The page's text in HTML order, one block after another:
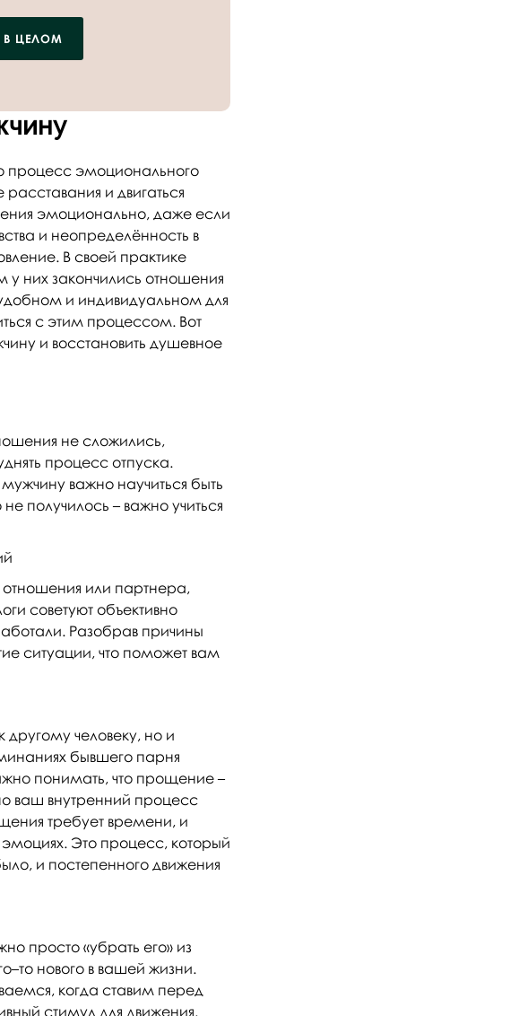
В ЦЕЛОМ
процесс эмоционального
и двигаться
эмоционально, даже если
и неопределённость в
В своей практике
них закончились отношения
и индивидуальном для
с этим процессом. Вот
и восстановить душевное
не сложились,
процесс отпуска.
мужчину важно научиться быть
получилось – важно учиться
или партнера,
советуют объективно
Разобрав причины
ситуации, что поможет вам
человеку, но и
бывшего парня
понимать, что прощение –
ваш внутренний процесс
требует времени, и
эмоциях. Это процесс, который
и постепенного движения
просто «убрать его» из
нового в вашей жизни.
когда ставим перед
стимул для движения.